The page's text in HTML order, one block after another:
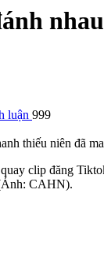
luận 999
thiếu niên đã
CAHN).